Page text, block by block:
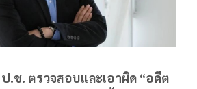
.ช. ตรวจสอบและเอาผิด “อดีต